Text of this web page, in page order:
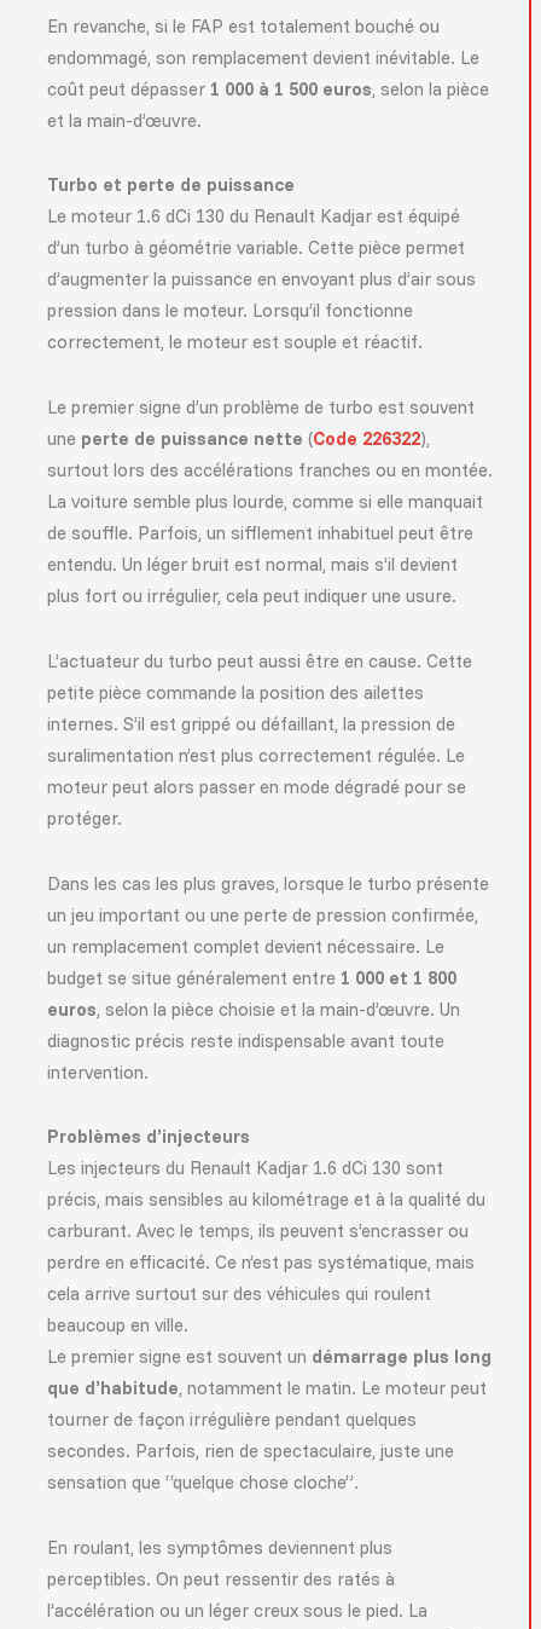
En revanche, si le FAP est totalement bouché ou
endommagé, son remplacement devient inévitable. Le
coût peut dépasser 1 000 à 1 500 euros, selon la pièce
et la main-d’œuvre.
Turbo et perte de puissance
Le moteur 1.6 dCi 130 du Renault Kadjar est équipé
d’un turbo à géométrie variable. Cette pièce permet
d’augmenter la puissance en envoyant plus d’air sous
pression dans le moteur. Lorsqu’il fonctionne
correctement, le moteur est souple et réactif.
Le premier signe d’un problème de turbo est souvent
une perte de puissance nette (Code 226322),
surtout lors des accélérations franches ou en montée.
La voiture semble plus lourde, comme si elle manquait
de souffle. Parfois, un sifflement inhabituel peut être
entendu. Un léger bruit est normal, mais s’il devient
plus fort ou irrégulier, cela peut indiquer une usure.
L’actuateur du turbo peut aussi être en cause. Cette
petite pièce commande la position des ailettes
internes. S’il est grippé ou défaillant, la pression de
suralimentation n’est plus correctement régulée. Le
moteur peut alors passer en mode dégradé pour se
protéger.
Dans les cas les plus graves, lorsque le turbo présente
un jeu important ou une perte de pression confirmée,
un remplacement complet devient nécessaire. Le
budget se situe généralement entre 1 000 et 1 800
euros, selon la pièce choisie et la main-d’œuvre. Un
diagnostic précis reste indispensable avant toute
intervention.
Problèmes d’injecteurs
Les injecteurs du Renault Kadjar 1.6 dCi 130 sont
précis, mais sensibles au kilométrage et à la qualité du
carburant. Avec le temps, ils peuvent s’encrasser ou
perdre en efficacité. Ce n’est pas systématique, mais
cela arrive surtout sur des véhicules qui roulent
beaucoup en ville.
Le premier signe est souvent un démarrage plus long
que d’habitude, notamment le matin. Le moteur peut
tourner de façon irrégulière pendant quelques
secondes. Parfois, rien de spectaculaire, juste une
sensation que “quelque chose cloche”.
En roulant, les symptômes deviennent plus
perceptibles. On peut ressentir des ratés à
l’accélération ou un léger creux sous le pied. La